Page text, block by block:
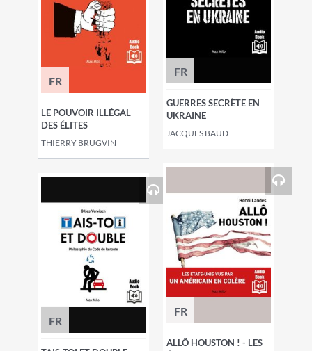
FR
LE POUVOIR ILLÉGAL
DES ÉLITES
THIERRY BRUGVIN
FR
GUERRES SECRÈTE EN
UKRAINE
JACQUES BAUD
FR
FR
ALLÔ HOUSTON ! - LES